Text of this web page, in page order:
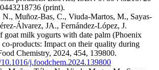
(print).
N., Muñoz-Bas, C., Viuda-Martos, M., Sayas-
Álvarez, JA., Fernández-López, J.
goat milk yogurts with date palm (Phoenix
products: Impact on their quality during
Chemistry, 2024, 454, 139800.
j.foodchem.2024.139800